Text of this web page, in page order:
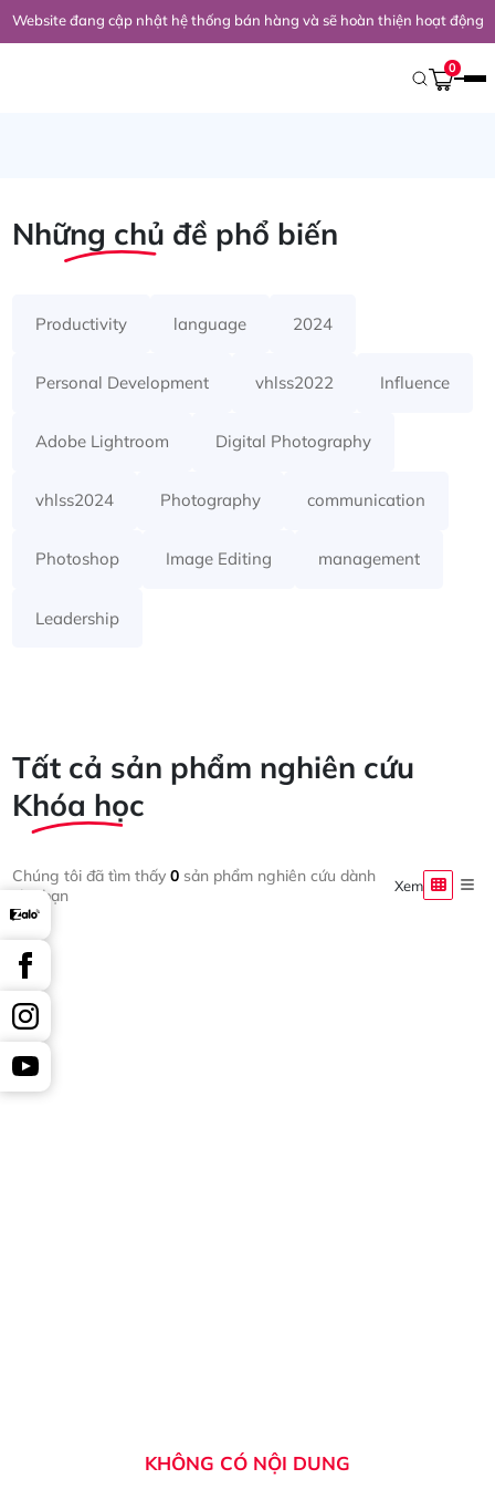
Website đang cập nhật hệ thống bán hàng và sẽ hoàn thiện hoạt động
0
Trang Chủ / Khóa Học
Những chủ đề phổ biến
Productivity language 2024
Personal Development vhlss2022 Influence
Adobe Lightroom Digital Photography
vhlss2024 Photography communication
Photoshop Image Editing management
Leadership
Tất cả sản phẩm nghiên cứu
Khóa học
Chúng tôi đã tìm thấy0 sản phẩm nghiên cứu dành
cho bạn
Xem
KHÔNG CÓ NỘI DUNG